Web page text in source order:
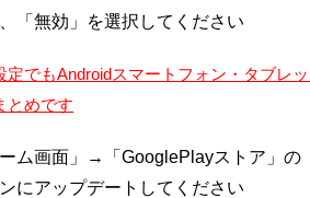
「無効」を選択してください
定でもAndroidスマートフォン・タブレ
とめです
ーム画面」→「GooglePlayストア」
にアップデートしてください